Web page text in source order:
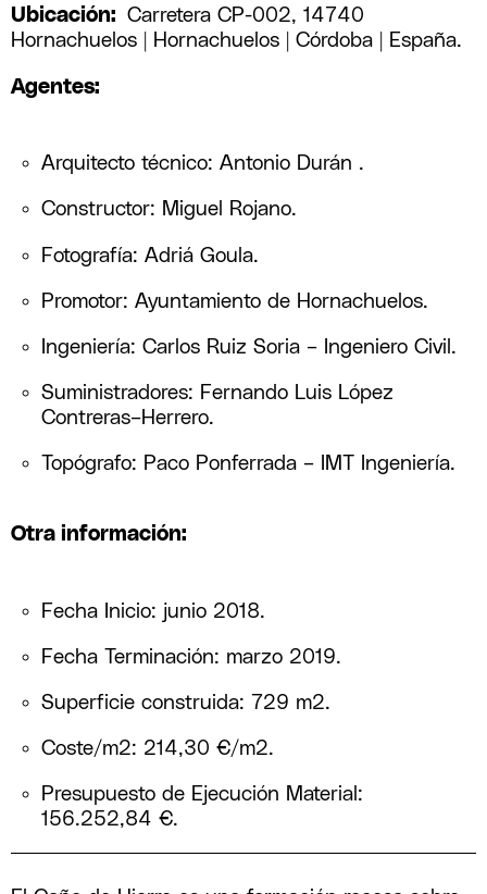
Ubicación: Carretera CP-002, 14740
Hornachuelos | Hornachuelos | Córdoba | España.
Agentes:
Arquitecto técnico: Antonio Durán .
Constructor: Miguel Rojano.
Fotografía: Adriá Goula.
Promotor: Ayuntamiento de Hornachuelos.
Ingeniería: Carlos Ruiz Soria – Ingeniero Civil.
Suministradores: Fernando Luis López
Contreras–Herrero.
Topógrafo: Paco Ponferrada – IMT Ingeniería.
Otra información:
Fecha Inicio: junio 2018.
Fecha Terminación: marzo 2019.
Superficie construida: 729 m2.
Coste/m2: 214,30 €/m2.
Presupuesto de Ejecución Material:
156.252,84 €.